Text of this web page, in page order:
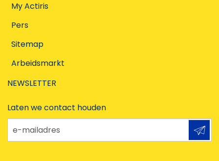
My Actiris
Pers
Sitemap
Arbeidsmarkt
NEWSLETTER
Laten we contact houden
e-mailadres